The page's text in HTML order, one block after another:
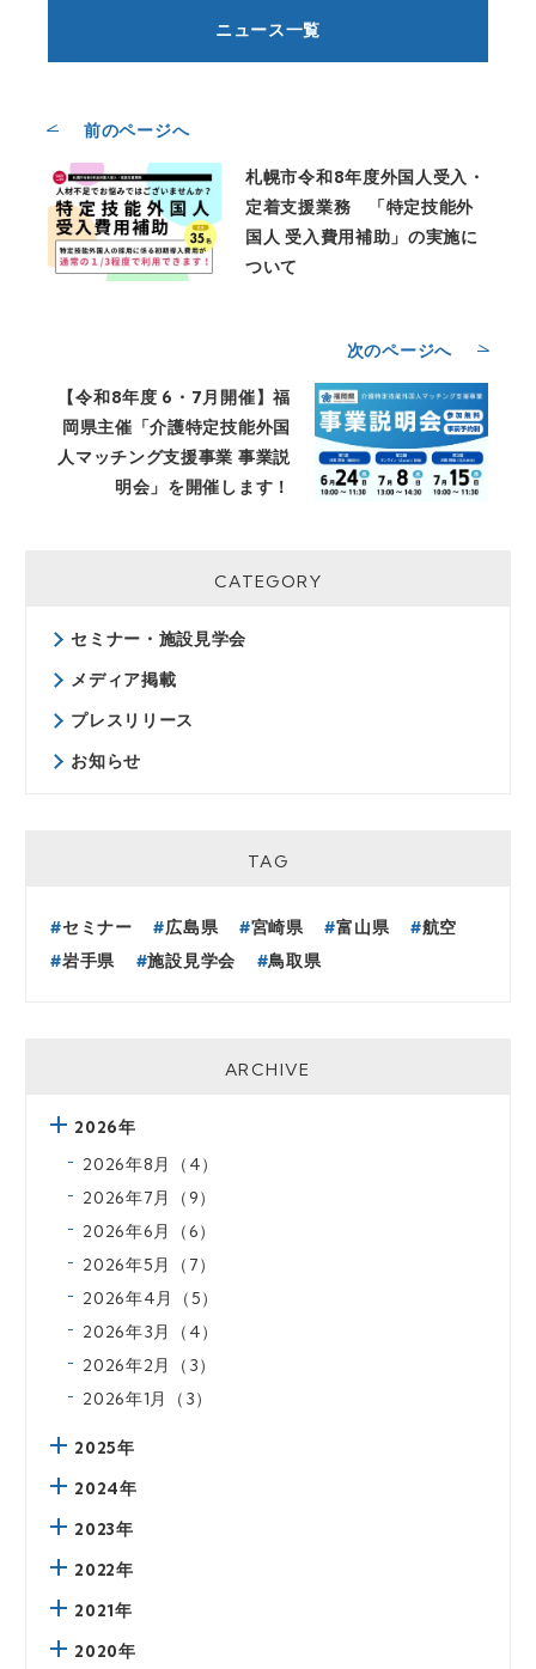
クセスログの収集と、お客様がサイ
います。
◆個人関連情報について：入力され
た個人情報は、当社と提携する第三
者から取得したクッキー等の個人関
連情報と紐づけて上記の利用目的で
利用する場合があります。
Socket Layer)暗号化措置により、
個人情報への不正アクセス、その盗
用などから保護しております。取得
した個人情報は、漏洩、滅失又は毀
損の防止と是正、その他個人情報の
安全管理のために、必要かつ適切な
ONODERA USER RUN 個人情報
お問い合わせフォーム：
run.co.jp/inquiry/
ニュース一覧
前のページへ
札幌市令和8年度外国人受入・
定着支援業務 「特定技能外
国人 受入費用補助」の実施に
ついて
次のページへ
【令和8年度 6・7月開催】福
岡県主催「介護特定技能外国
人マッチング支援事業 事業説
明会」を開催します！
CATEGORY
セミナー・施設見学会
メディア掲載
プレスリリース
お知らせ
TAG
セミナー 広島県 宮崎県 富山県
航空
岩手県
施設見学会 鳥取県
ARCHIVE
2026年
2026年8月（4）
2026年7月（9）
2026年6月（6）
2026年5月（7）
2026年4月（5）
2026年3月（4）
2026年2月（3）
2026年1月（3）
2025年
2024年
2023年
2022年
2021年
2020年